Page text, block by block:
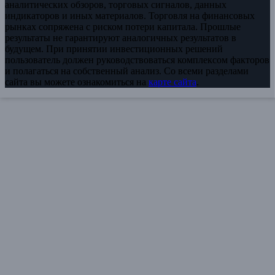
аналитических обзоров, торговых сигналов, данных
индикаторов и иных материалов. Торговля на финансовых
рынках сопряжена с риском потери капитала. Прошлые
результаты не гарантируют аналогичных результатов в
будущем. При принятии инвестиционных решений
пользователь должен руководствоваться комплексом факторов
и полагаться на собственный анализ. Со всеми разделами
сайта вы можете ознакомиться на карте сайта.